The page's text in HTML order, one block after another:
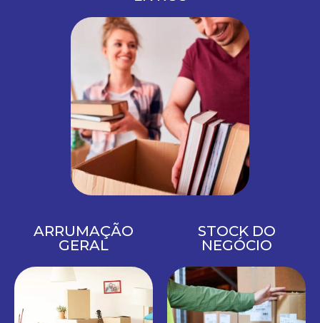
STOCK DO
NEGÓCIO
ARRUMAÇÃO
GERAL